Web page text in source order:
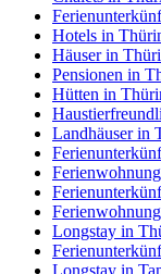
Hotels in
Häuser in
Pensionen in
Hütten in
Landhäuser in
Longstay in
Longstay in